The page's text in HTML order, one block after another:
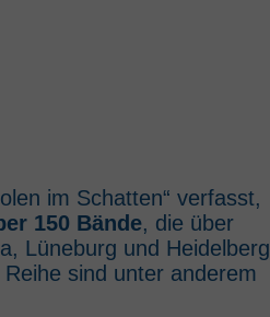
im Schatten“ verfasst,
150 Bände, die über
Lüneburg und Heidelberg
sind unter anderem